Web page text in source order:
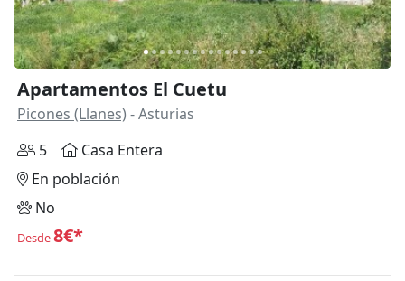
Apartamentos El Cuetu
Picones (Llanes) - Asturias
5
Casa Entera
En población
No
Desde8€*